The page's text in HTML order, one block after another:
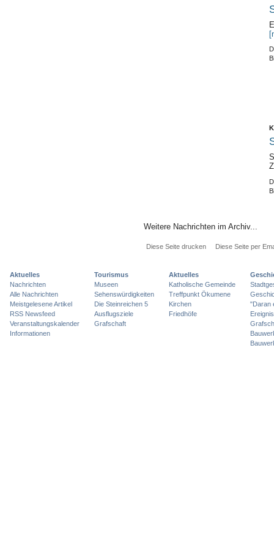
Weitere Nachrichten im Archiv...
Diese Seite drucken Diese Seite per
Aktuelles
Nachrichten
Alle Nachrichten
Meistgelesene Artikel
RSS Newsfeed
Veranstaltungskalender
Informationen
Tourismus
Museen
Sehenswürdigkeiten
Die Steinreichen 5
Ausflugsziele
Grafschaft
Aktuelles
Katholische Gemeinde
Treffpunkt Ökumene
Kirchen
Friedhöfe
"Daran